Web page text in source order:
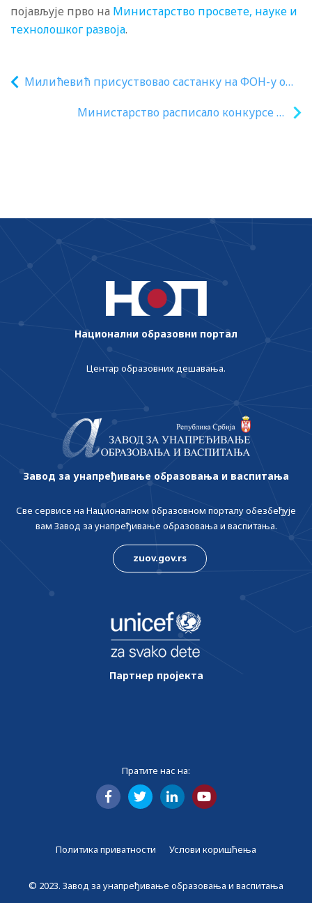
појављује прво на Министарство просвете, науке и
технолошког развоја.
Милићевић присуствовао састанку на ФОН-у о
Министарство расписало конкурсе за
Национални образовни портал
Центар образовних дешавања.
Завод за унапређивање образовања и васпитања
Све сервисе на Националном образовном порталу обезбеђује
вам Завод за унапређивање образовања и васпитања.
zuov.gov.rs
Партнер пројекта
Пратите нас на:
Политика приватности Услови коришћења
© 2023. Завод за унапређивање образовања и васпитања